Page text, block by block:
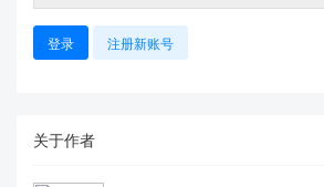
登录 注册新账号
关于作者